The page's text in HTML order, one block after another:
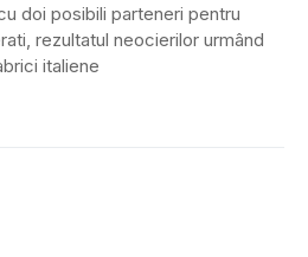
doi posibili parteneri pentru
rezultatul neocierilor urmând
italiene